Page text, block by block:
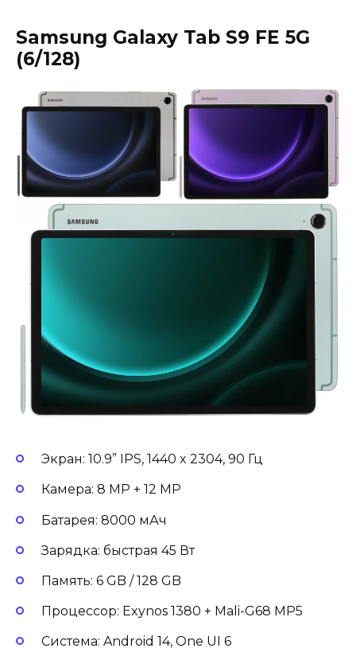
Samsung Galaxy Tab S9 FE 5G
(6/128)
Экран: 10.9” IPS, 1440 x 2304, 90 Гц
Камера: 8 MP + 12 MP
Батарея: 8000 мАч
Зарядка: быстрая 45 Вт
Память: 6 GB / 128 GB
Процессор: Exynos 1380 + Mali-G68 MP5
Система: Android 14, One UI 6